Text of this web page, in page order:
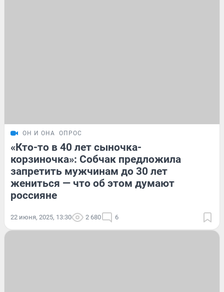
ОН И ОНА ОПРОС
«Кто-то в 40 лет сыночка-
корзиночка»: Собчак предложила
запретить мужчинам до 30 лет
жениться — что об этом думают
россияне
22 июня, 2025, 13:30 2 680 6